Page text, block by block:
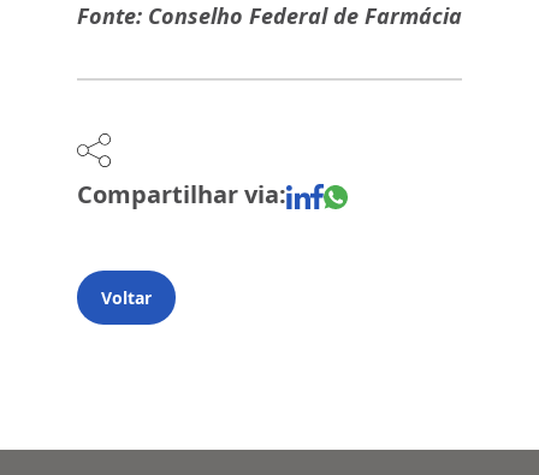
Fonte: Conselho Federal de Farmácia
Compartilhar via:
Voltar